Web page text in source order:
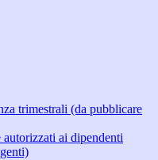
trimestrali (da pubblicare
ai dipendenti